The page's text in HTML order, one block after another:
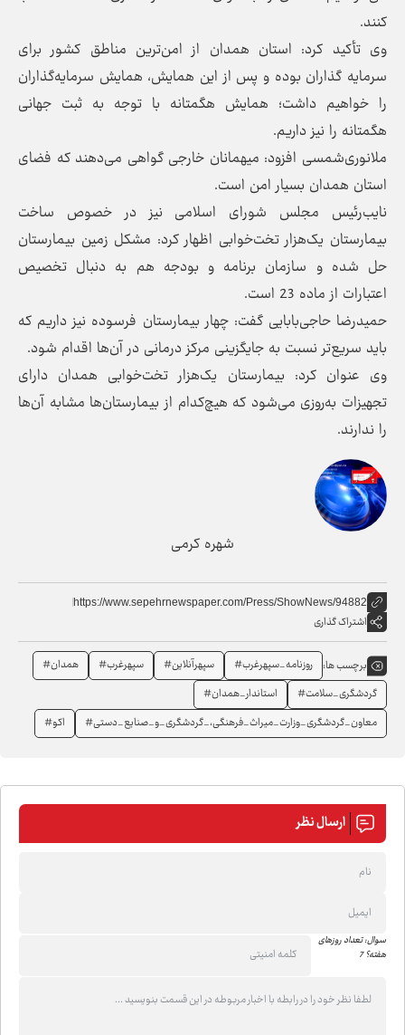
کنند.
وی تأکید کرد: استان همدان از امن‌ترین مناطق کشور برای
سرمایه گذاران بوده و پس از این همایش، همایش سرمایه‌گذاران
را خواهیم داشت؛ همایش هگمتانه با توجه به ثبت جهانی
هگمتانه را نیز داریم.
ملانوری‌شمسی افزود: میهمانان خارجی گواهی می‌دهند که فضای
استان همدان بسیار امن است.
نایب‌رئیس مجلس شورای اسلامی نیز در خصوص ساخت
بیمارستان یک‌هزار تخت‌خوابی اظهار کرد: مشکل زمین بیمارستان
حل شده و سازمان برنامه و بودجه هم به دنبال تخصیص
اعتبارات از ماده 23 است.
حمیدرضا حاجی‌بابایی گفت: چهار بیمارستان فرسوده نیز داریم که
باید سریع‌تر نسبت به جایگزینی مرکز درمانی در آن‌ها اقدام شود.
وی عنوان کرد: بیمارستان یک‌هزار تخت‌خوابی همدان دارای
تجهیزات به‌روزی می‌شود که هیچ‌کدام از بیمارستان‌ها مشابه آن‌ها
را ندارند.
شهره کرمی
https://www.sepehrnewspaper.com/Press/ShowNews/94882
اشتراک گذاری
برچسب ها: روزنامه_سپهرغرب# سپهرآنلاین# سپهرغرب#
همدان#
گردشگری_سلامت#
استاندار_همدان#
معاون_گردشگری_وزارت_میراث‌_فرهنگی،_گردشگری_و_صنایع‌_دستی#
اکو#
ارسال نظر
سوال: تعداد روزهای
هفته؟ 7